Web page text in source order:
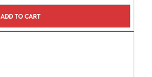
Add to cart